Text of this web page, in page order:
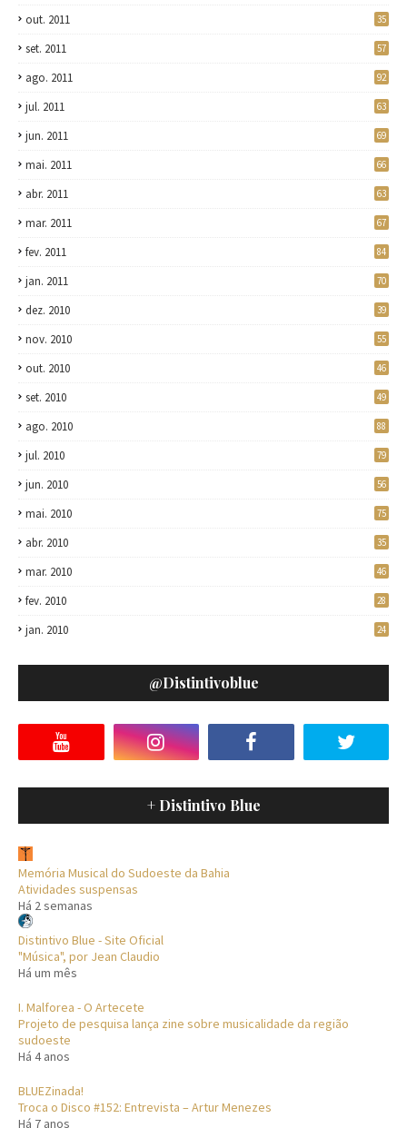
out. 2011 35
set. 2011 57
ago. 2011 92
jul. 2011 63
jun. 2011 69
mai. 2011 66
abr. 2011 63
mar. 2011 67
fev. 2011 84
jan. 2011 70
dez. 2010 39
nov. 2010 55
out. 2010 46
set. 2010 49
ago. 2010 88
jul. 2010 79
jun. 2010 56
mai. 2010 75
abr. 2010 35
mar. 2010 46
fev. 2010 28
jan. 2010 24
@distintivoblue
+ Distintivo Blue
Memória Musical do Sudoeste da Bahia
Atividades suspensas
Há 2 semanas
Distintivo Blue - Site Oficial
"Música", por Jean Claudio
Há um mês
I. Malforea - O Artecete
Projeto de pesquisa lança zine sobre musicalidade da região
sudoeste
Há 4 anos
BLUEZinada!
Troca o Disco #152: Entrevista – Artur Menezes
Há 7 anos